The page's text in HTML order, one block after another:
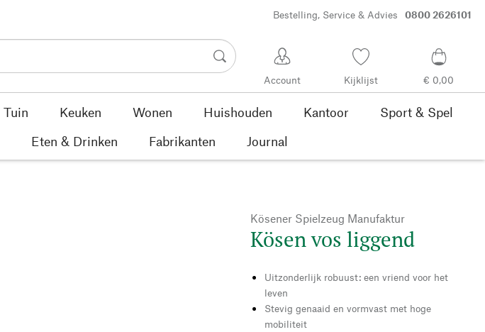
Bestelling, Service & Advies 0800 2626101
Account Kijklijst € 0,00
Tuin Keuken Wonen Huishouden Kantoor
Sport & Spel
Eten & Drinken Fabrikanten Journal
Kösener Spielzeug Manufaktur
Kösen vos liggend
Uitzonderlijk robuust: een vriend voor het
leven
Stevig genaaid en vormvast met hoge
mobiliteit